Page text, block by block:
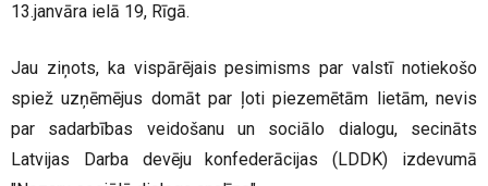
13.janvāra ielā 19, Rīgā.
Jau ziņots, ka vispārējais pesimisms par valstī notiekošo
spiež uzņēmējus domāt par ļoti piezemētām lietām, nevis
par sadarbības veidošanu un sociālo dialogu, secināts
Latvijas Darba devēju konfederācijas (LDDK) izdevumā